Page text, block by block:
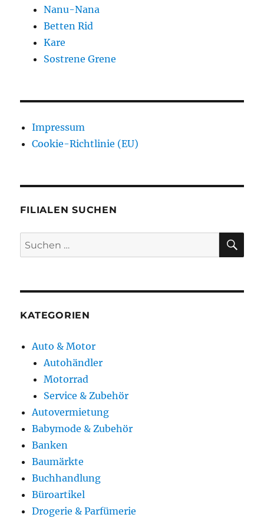
Nanu-Nana
Betten Rid
Kare
Sostrene Grene
Impressum
Cookie-Richtlinie (EU)
FILIALEN SUCHEN
Suchen
nach:
KATEGORIEN
Auto & Motor
Autohändler
Motorrad
Service & Zubehör
Autovermietung
Babymode & Zubehör
Banken
Baumärkte
Buchhandlung
Büroartikel
Drogerie & Parfümerie